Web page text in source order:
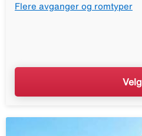
Flere avganger og romtyper
Velg